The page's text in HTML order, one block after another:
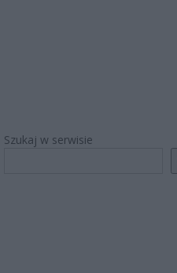
Szukaj w serwisie